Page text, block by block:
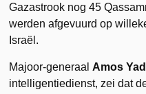
Gazastrook nog 45
werden afgevuurd op
Israël.
Majoor-generaalAmos
intelligentiedienst, zei dat